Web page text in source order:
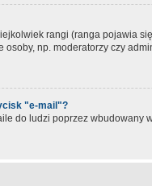
rangi (ranga pojawia
osoby, np. moderatorzy czy
"e-mail"?
do ludzi poprzez wbudowany